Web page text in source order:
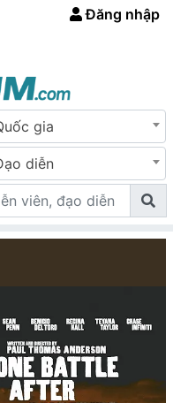
Đăng nhập
gia
diễn